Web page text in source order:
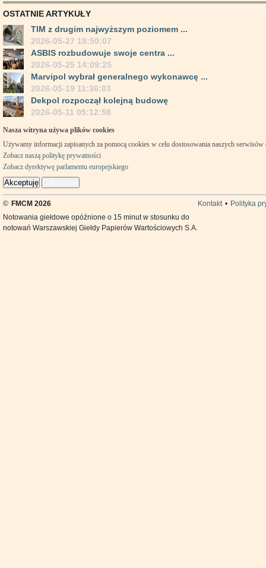
OSTATNIE ARTYKUŁY
TIM z drugim najwyższym poziomem ...
2026-05-27 18:50:07
ASBIS rozbudowuje swoje centra ...
2026-05-25 14:09:25
Marvipol wybrał generalnego wykonawcę ...
2026-05-19 11:36:03
Dekpol rozpoczął kolejną budowę
2026-05-11 05:12:58
Nasza witryna używa plików cookies
Używamy informacji zapisanych za pomocą cookies w celu dostosowania naszych
Zobacz naszą politykę prywatności
Zobacz dyrektywę parlamentu europejskiego
Akceptuję
© FMCM 2026 Kontakt • Polityka
Notowania giełdowe opóźnione o 15 minut w stosunku do
notowań Warszawskiej Giełdy Papierów Wartościowych S.A.